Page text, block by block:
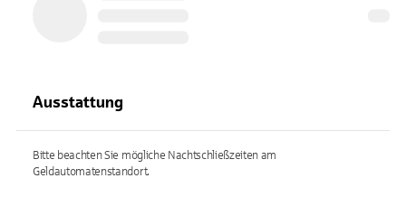
Ausstattung
Bitte beachten Sie mögliche Nachtschließzeiten am
Geldautomatenstandort.